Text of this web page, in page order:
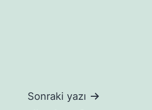
Sonraki yazı